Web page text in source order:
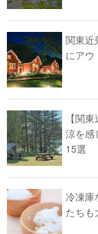
関東近
にアウ
【関
涼を感
15選
冷凍庫
たちも